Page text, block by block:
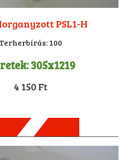
PSL1-H
Terherbírás:100
305x1219
4 150 Ft